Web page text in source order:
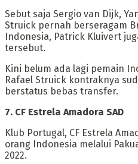
‎Sebut saja Sergio van Dijk,
Struick pernah berseragam
Indonesia, Patrick Kluivert
tersebut.
‎Kini belum ada lagi pemain
Rafael Struick kontraknya
berstatus bebas transfer.
‎7. CF Estrela Amadora SAD
Klub Portugal, CF Estrela
orang Indonesia melalui
2022.